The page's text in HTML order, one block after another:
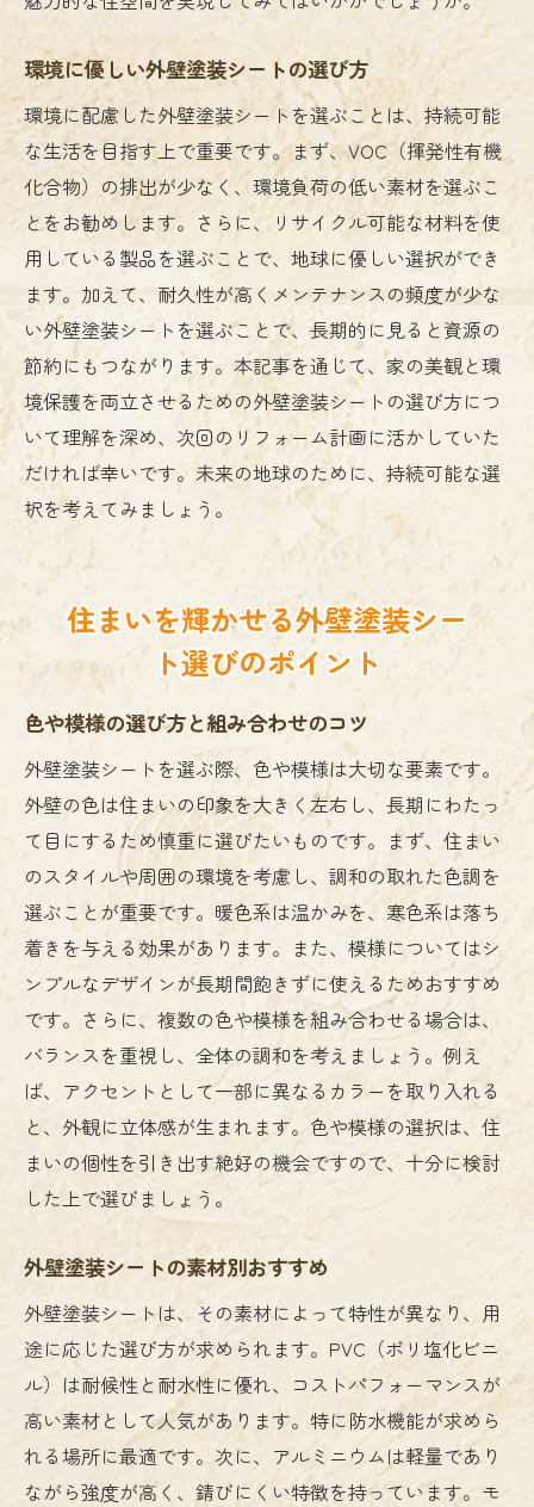
外壁塗装シートで新しい住まいを創造する
方法
施工事例から学ぶ外壁塗装シートの活用例
外壁塗装シートで家の第一印象を変える
外壁塗装シートでおしゃれな外観を手に入
れる
リフォームで活躍する外壁塗装シートの魅
力
外壁塗装シートで魅力的な住空間を演出
環境に優しい外壁塗装シートの選び方
環境に配慮した外壁塗装シートを選ぶことは、持続可能
な生活を目指す上で重要です。まず、VOC（揮発性有機
化合物）の排出が少なく、環境負荷の低い素材を選ぶこ
とをお勧めします。さらに、リサイクル可能な材料を使
用している製品を選ぶことで、地球に優しい選択ができ
ます。加えて、耐久性が高くメンテナンスの頻度が少な
い外壁塗装シートを選ぶことで、長期的に見ると資源の
節約にもつながります。本記事を通じて、家の美観と環
境保護を両立させるための外壁塗装シートの選び方につ
いて理解を深め、次回のリフォーム計画に活かしていた
だければ幸いです。未来の地球のために、持続可能な選
択を考えてみましょう。
住まいを輝かせる外壁塗装シー
ト選びのポイント
色や模様の選び方と組み合わせのコツ
外壁塗装シートを選ぶ際、色や模様は大切な要素です。
外壁の色は住まいの印象を大きく左右し、長期にわたっ
て目にするため慎重に選びたいものです。まず、住まい
のスタイルや周囲の環境を考慮し、調和の取れた色調を
選ぶことが重要です。暖色系は温かみを、寒色系は落ち
着きを与える効果があります。また、模様についてはシ
ンプルなデザインが長期間飽きずに使えるためおすすめ
です。さらに、複数の色や模様を組み合わせる場合は、
バランスを重視し、全体の調和を考えましょう。例え
ば、アクセントとして一部に異なるカラーを取り入れる
と、外観に立体感が生まれます。色や模様の選択は、住
まいの個性を引き出す絶好の機会ですので、十分に検討
した上で選びましょう。
外壁塗装シートの素材別おすすめ
外壁塗装シートは、その素材によって特性が異なり、用
途に応じた選び方が求められます。PVC（ポリ塩化ビニ
ル）は耐候性と耐水性に優れ、コストパフォーマンスが
高い素材として人気があります。特に防水機能が求めら
れる場所に最適です。次に、アルミニウムは軽量であり
ながら強度が高く、錆びにくい特徴を持っています。モ